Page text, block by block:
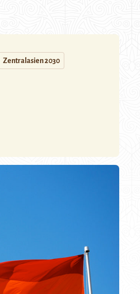
Zentralasien 2030